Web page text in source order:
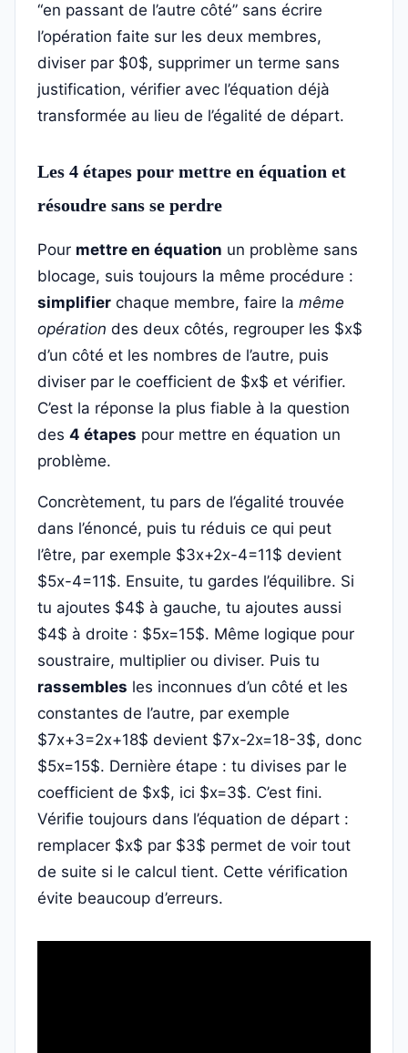
“en passant de l’autre côté” sans écrire
l’opération faite sur les deux membres,
diviser par $0$, supprimer un terme sans
justification, vérifier avec l’équation déjà
transformée au lieu de l’égalité de départ.
Les 4 étapes pour mettre en équation et
résoudre sans se perdre
Pour mettre en équation un problème sans
blocage, suis toujours la même procédure :
simplifier chaque membre, faire la même
opération des deux côtés, regrouper les $x$
d’un côté et les nombres de l’autre, puis
diviser par le coefficient de $x$ et vérifier.
C’est la réponse la plus fiable à la question
des 4 étapes pour mettre en équation un
problème.
Concrètement, tu pars de l’égalité trouvée
dans l’énoncé, puis tu réduis ce qui peut
l’être, par exemple $3x+2x-4=11$ devient
$5x-4=11$. Ensuite, tu gardes l’équilibre. Si
tu ajoutes $4$ à gauche, tu ajoutes aussi
$4$ à droite : $5x=15$. Même logique pour
soustraire, multiplier ou diviser. Puis tu
rassembles les inconnues d’un côté et les
constantes de l’autre, par exemple
$7x+3=2x+18$ devient $7x-2x=18-3$, donc
$5x=15$. Dernière étape : tu divises par le
coefficient de $x$, ici $x=3$. C’est fini.
Vérifie toujours dans l’équation de départ :
remplacer $x$ par $3$ permet de voir tout
de suite si le calcul tient. Cette vérification
évite beaucoup d’erreurs.